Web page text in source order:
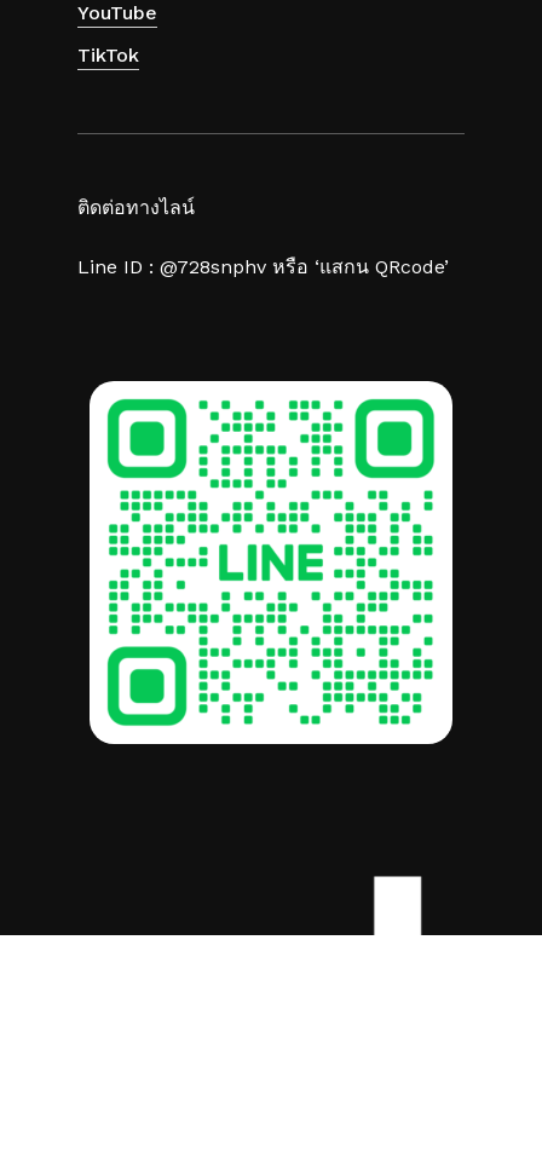
YouTube
TikTok
ติดต่อทางไลน์
Line ID : @728snphv หรือ ‘แสกน QRcode’